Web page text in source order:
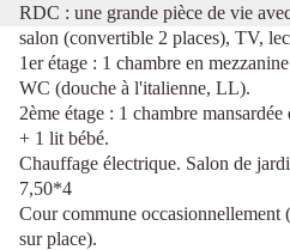
RDC : une grande pièce de vie
salon (convertible 2 places), TV,
1er étage : 1 chambre en
WC (douche à l'italienne, LL).
2ème étage : 1 chambre
+ 1 lit bébé.
Chauffage électrique. Salon de
7,50*4
Cour commune occasionnellement
sur place).